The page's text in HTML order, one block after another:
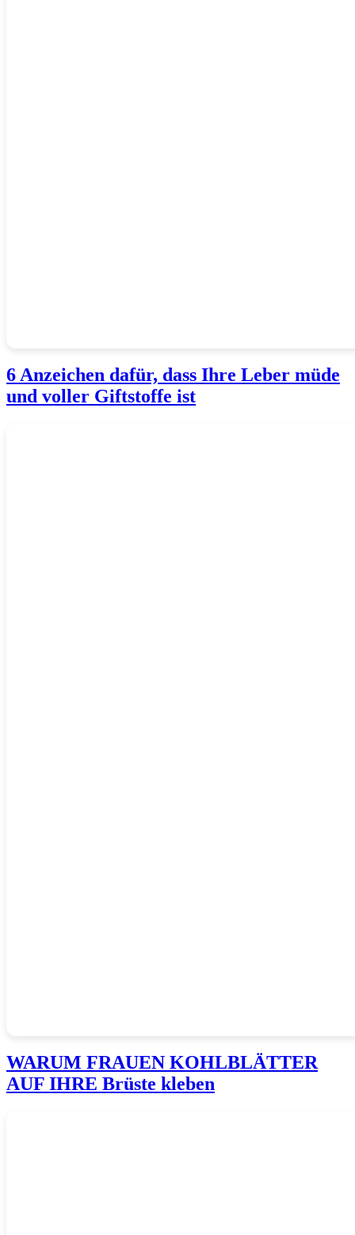
6 Anzeichen dafür, dass Ihre Leber müde
und voller Giftstoffe ist
WARUM FRAUEN KOHLBLÄTTER
AUF IHRE Brüste kleben